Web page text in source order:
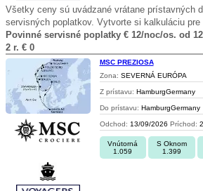
Všetky ceny sú uvádzané vrátane prístavných
servisných poplatkov. Vytvorte si kalkuláciu pre
Povinné servisné poplatky € 12/noc/os. od
2 r. € 0
MSC PREZIOSA
Zona: SEVERNÁ EURÓPA
Z prístavu: HamburgGermany
Do prístavu: HamburgGermany
Odchod: 13/09/2026 Príchod:
Vnútorná
1.059
S Oknom
1.399